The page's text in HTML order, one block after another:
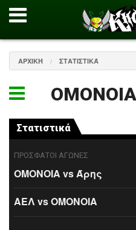
ΑΡΧΙΚΉ ΣΤΑΤΙΣΤΙΚΆ
Στατιστικά
ΠΡΟΣΦΑΤΟΙ ΑΓΩΝΕΣ
ΟΜΟΝΟΙΑ vs Άρης
ΑΕΛ vs ΟΜΟΝΟΙΑ